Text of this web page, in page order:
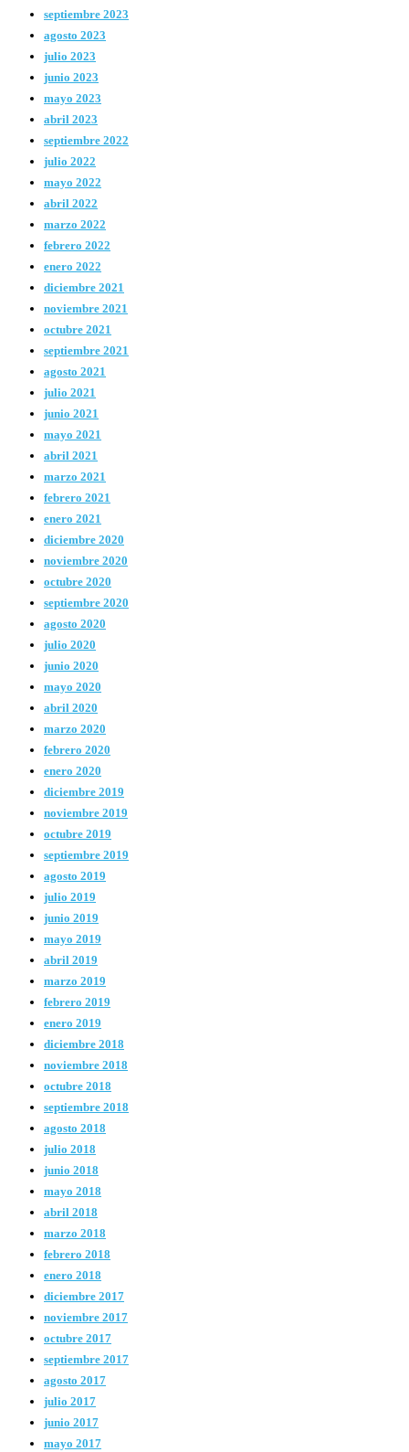
septiembre 2023
agosto 2023
julio 2023
junio 2023
mayo 2023
abril 2023
septiembre 2022
julio 2022
mayo 2022
abril 2022
marzo 2022
febrero 2022
enero 2022
diciembre 2021
noviembre 2021
octubre 2021
septiembre 2021
agosto 2021
julio 2021
junio 2021
mayo 2021
abril 2021
marzo 2021
febrero 2021
enero 2021
diciembre 2020
noviembre 2020
octubre 2020
septiembre 2020
agosto 2020
julio 2020
junio 2020
mayo 2020
abril 2020
marzo 2020
febrero 2020
enero 2020
diciembre 2019
noviembre 2019
octubre 2019
septiembre 2019
agosto 2019
julio 2019
junio 2019
mayo 2019
abril 2019
marzo 2019
febrero 2019
enero 2019
diciembre 2018
noviembre 2018
octubre 2018
septiembre 2018
agosto 2018
julio 2018
junio 2018
mayo 2018
abril 2018
marzo 2018
febrero 2018
enero 2018
diciembre 2017
noviembre 2017
octubre 2017
septiembre 2017
agosto 2017
julio 2017
junio 2017
mayo 2017